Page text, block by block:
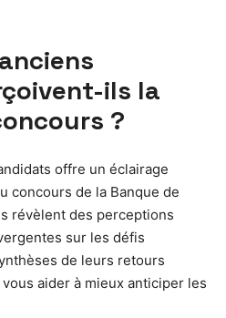
ils la
?
offre un éclairage
concours de la Banque de
révèlent des perceptions
sur les défis
de leurs retours
aider à mieux anticiper les